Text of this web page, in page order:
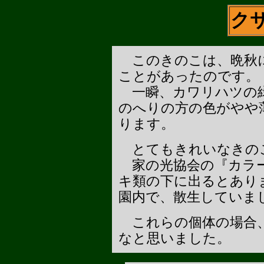
ク
このきのこは、晩秋
ことがあったのです。
一瞬、カワリハツの
のへりの方の色がや
ります。
とてもきれいなきの
家の光協会の『カラ
キ類の下に出るとあ
園内で、散生していま
これらの個体の場合
なと思いました。